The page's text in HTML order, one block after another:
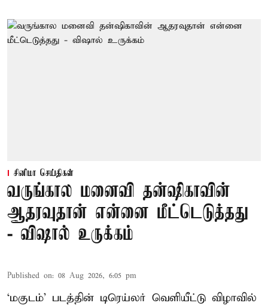
சினிமா செய்திகள்
வருங்கால மனைவி தன்ஷிகாவின்
ஆதரவுதான் என்னை மீட்டெடுத்தது
- விஷால் உருக்கம்
Published on: 08 Aug 2026, 6:05 pm
‘மகுடம்’ படத்தின் டிரெய்லர் வெளியீட்டு விழாவில்